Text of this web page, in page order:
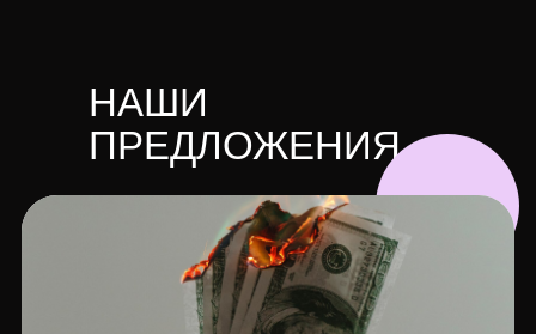
НАШИ
ПРЕДЛОЖЕНИЯ